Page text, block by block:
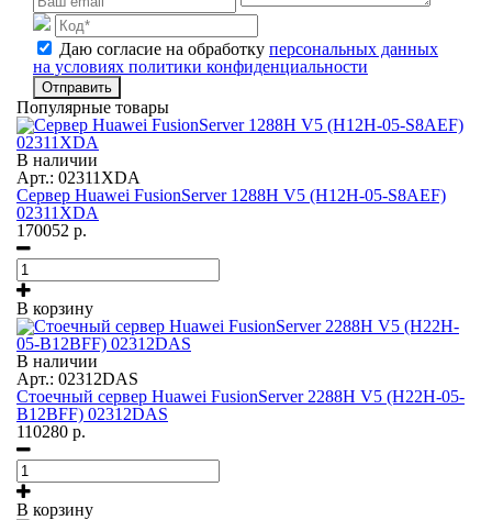
Даю согласие на обработку персональных данных
на условиях политики конфиденциальности
Отправить
Популярные товары
В наличии
Арт.: 02311XDA
Сервер Huawei FusionServer 1288H V5 (H12H-05-S8AEF)
02311XDA
170052 р.
В корзину
В наличии
Арт.: 02312DAS
Стоечный сервер Huawei FusionServer 2288H V5 (H22H-05-
B12BFF) 02312DAS
110280 р.
В корзину